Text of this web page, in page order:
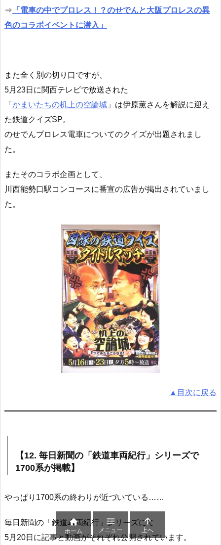
⇒ 「電車の中でプロレス！？のせでんと大阪プロレスの異
色のコラボイベントに潜入」
また全く別の切り口ですが、
5月23日に関西テレビで放送された
「 かまいたちの机上の空論城 」は伊原薫さんを解説に迎え
た鉄道クイズSP。
のせでんプロレス電車についてのクイズが出題されまし
た。
またそのコラボ企画として、
川西能勢口駅コンコースに番宣の広告が掲出されていまし
た。
▲目次に戻る
【12. 毎日新聞の「鉄道車両紀行」シリーズで
1700系が掲載】
やっぱり1700系の終わりが近づいている……
毎日新聞の「鉄道車両紀行」シリーズにて
5月20日に記事と動画がそれぞれ公開されています。

ホーム

メニュー

上へ